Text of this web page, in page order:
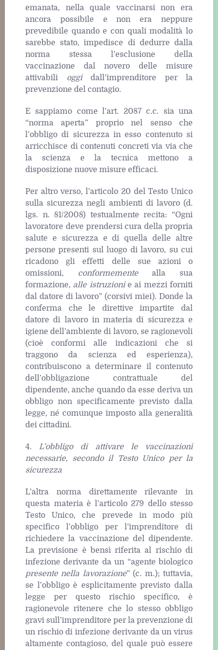
emanata, nella quale vaccinarsi non era
ancora possibile e non era neppure
prevedibile quando e con quali modalità lo
sarebbe stato, impedisce di dedurre dalla
norma stessa l’esclusione della
vaccinazione dal novero delle misure
attivabili oggidall’imprenditore per la
prevenzione del contagio.
E sappiamo come l’art. 2087 c.c. sia una
“norma aperta” proprio nel senso che
l’obbligo di sicurezza in esso contenuto si
arricchisce di contenuti concreti via via che
la scienza e la tecnica mettono a
disposizione nuove misure efficaci.
Per altro verso, l’articolo 20 del Testo Unico
sulla sicurezza negli ambienti di lavoro (d.
lgs. n. 81/2008) testualmente recita: “Ogni
lavoratore deve prendersi cura della propria
salute e sicurezza e di quella delle altre
persone presenti sul luogo di lavoro, su cui
ricadono gli effetti delle sue azioni o
omissioni, conformementealla sua
formazione, alle istruzionie ai mezzi forniti
dal datore di lavoro” (corsivi miei). Donde la
conferma che le direttive impartite dal
datore di lavoro in materia di sicurezza e
igiene dell’ambiente di lavoro, se ragionevoli
(cioè conformi alle indicazioni che si
traggono da scienza ed esperienza),
contribuiscono a determinare il contenuto
dell’obbligazione contrattuale del
dipendente, anche quando da esse deriva un
obbligo non specificamente previsto dalla
legge, né comunque imposto alla generalità
dei cittadini.
4.L’obbligo di attivare le vaccinazioni
necessarie, secondo il Testo Unico per la
sicurezza
L’altra norma direttamente rilevante in
questa materia è l’articolo 279 dello stesso
Testo Unico, che prevede in modo più
specifico l’obbligo per l’imprenditore di
richiedere la vaccinazione del dipendente.
La previsione è bensì riferita al rischio di
infezione derivante da un “agente biologico
presente nella lavorazione” (c. m.); tuttavia,
se l’obbligo è esplicitamente previsto dalla
legge per questo rischio specifico, è
ragionevole ritenere che lo stesso obbligo
gravi sull’imprenditore per la prevenzione di
un rischio di infezione derivante da un virus
altamente contagioso, del quale può essere